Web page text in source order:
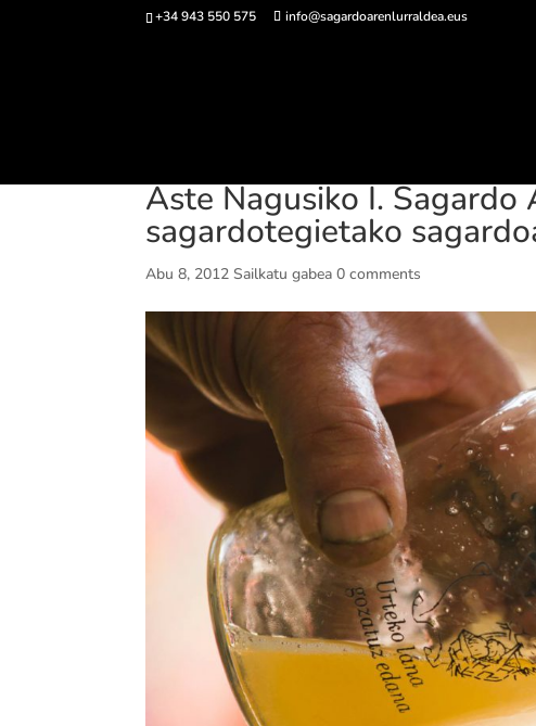
+34 943 550 575 info@sagardoarenlurraldea.eus
Aste Nagusiko I. Sagardo
sagardotegietako
Abu 8, 2012 Sailkatu gabea 0 comments